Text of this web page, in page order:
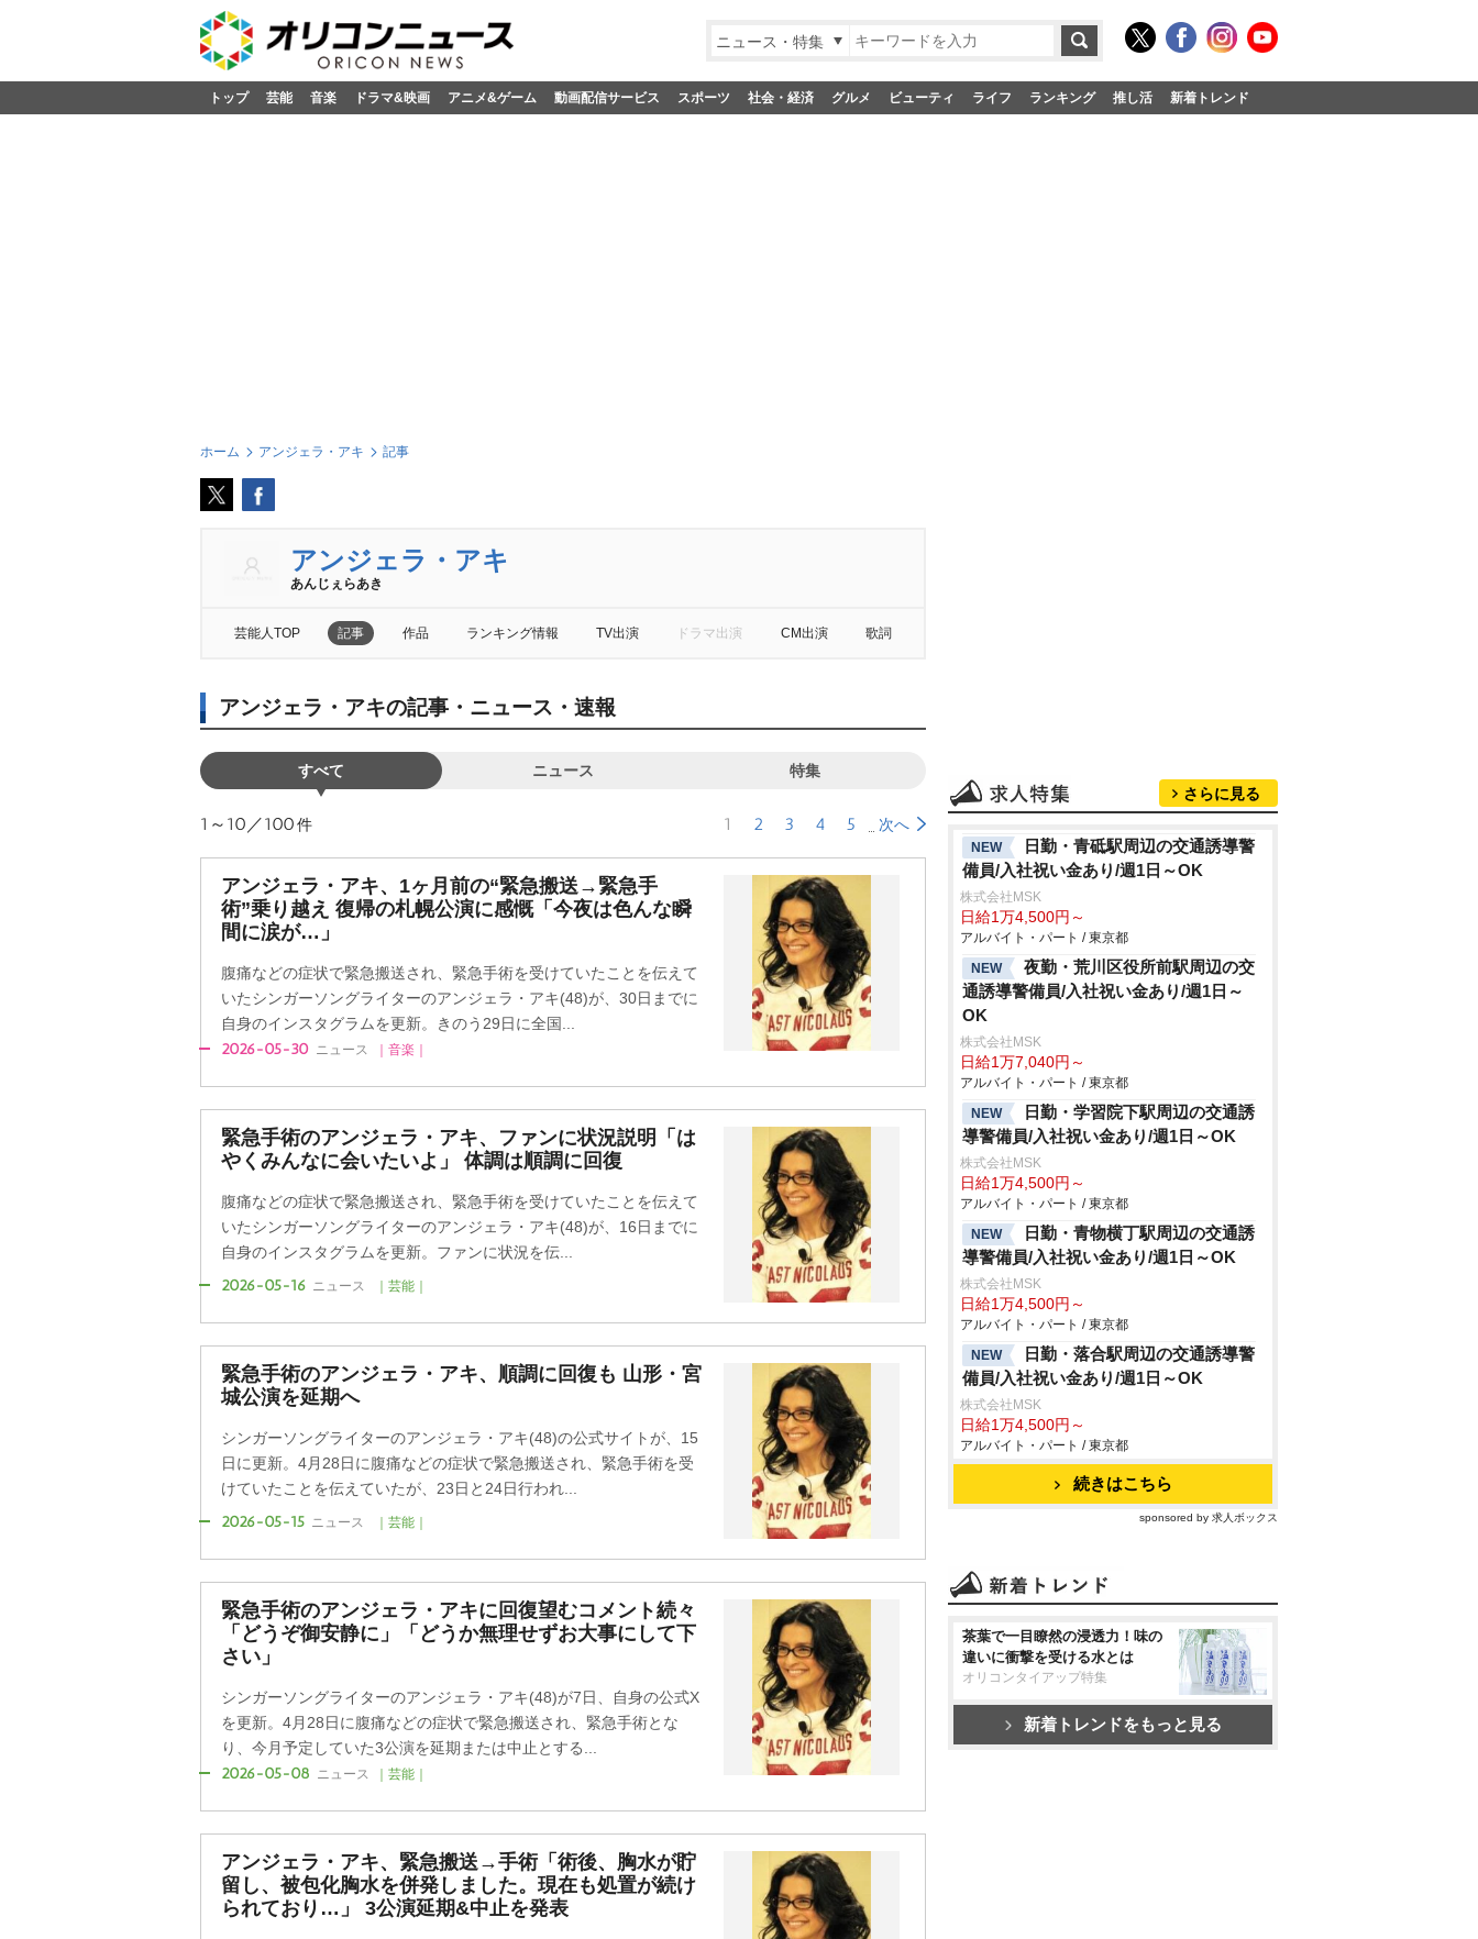
ニュース・特集
トップ 芸能 音楽 ドラマ&映画 アニメ&ゲーム 動画配信サービス スポーツ 社会・経済 グルメ ビューティ ライフ ランキング 推し活 新着トレンド
ホーム アンジェラ・アキ 記事
アンジェラ・アキ
あんじぇらあき
芸能人TOP 記事 作品 ランキング情報 TV出演 ドラマ出演 CM出演 歌詞
アンジェラ・アキの記事・ニュース・速報
すべて ニュース 特集
1～10／100件 1 2 3 4 5 次へ
アンジェラ・アキ、1ヶ月前の“緊急搬送→緊急手
術”乗り越え 復帰の札幌公演に感慨「今夜は色んな瞬
間に涙が…」
腹痛などの症状で緊急搬送され、緊急手術を受けていたことを伝えて
いたシンガーソングライターのアンジェラ・アキ(48)が、30日までに
自身のインスタグラムを更新。きのう29日に全国...
2026-05-30 ニュース ｜音楽｜
緊急手術のアンジェラ・アキ、ファンに状況説明「は
くみんなに会いたいよ」 体調は順調に回復
腹痛などの症状で緊急搬送され、緊急手術を受けていたことを伝えて
いたシンガーソングライターのアンジェラ・アキ(48)が、16日までに
自身のインスタグラムを更新。ファンに状況を伝...
2026-05-16 ニュース ｜芸能｜
緊急手術のアンジェラ・アキ、順調に回復も 山形・宮
城公演を延期へ
シンガーソングライターのアンジェラ・アキ(48)の公式サイトが、15
日に更新。4月28日に腹痛などの症状で緊急搬送され、緊急手術を受
けていたことを伝えていたが、23日と24日行われ...
2026-05-15 ニュース ｜芸能｜
緊急手術のアンジェラ・アキに回復望むコメント続々
「どうぞ御安静に」「どうか無理せずお大事にして下
さい」
シンガーソングライターのアンジェラ・アキ(48)が7日、自身の公式X
を更新。4月28日に腹痛などの症状で緊急搬送され、緊急手術とな
り、今月予定していた3公演を延期または中止とする...
2026-05-08 ニュース ｜芸能｜
アンジェラ・アキ、緊急搬送→手術「術後、胸水が貯
留し、被包化胸水を併発しました。現在も処置が続け
られており…」 3公演延期&中止を発表
さらに見る
NEW
日勤・青砥駅周辺の交通誘導警
備員/入社祝い金あり/週1日～OK
株式会社MSK
日給1万4,500円～
アルバイト・パート / 東京都
NEW
夜勤・荒川区役所前駅周辺の交
通誘導警備員/入社祝い金あり/週1日～
OK
株式会社MSK
日給1万7,040円～
アルバイト・パート / 東京都
NEW
日勤・学習院下駅周辺の交通誘
導警備員/入社祝い金あり/週1日～OK
株式会社MSK
日給1万4,500円～
アルバイト・パート / 東京都
NEW
日勤・青物横丁駅周辺の交通誘
導警備員/入社祝い金あり/週1日～OK
株式会社MSK
日給1万4,500円～
アルバイト・パート / 東京都
NEW
日勤・落合駅周辺の交通誘導警
備員/入社祝い金あり/週1日～OK
株式会社MSK
日給1万4,500円～
アルバイト・パート / 東京都
続きはこちら
sponsored by 求人ボックス
茶葉で一目瞭然の浸透力！味の
違いに衝撃を受ける水とは
オリコンタイアップ特集
新着トレンドをもっと見る